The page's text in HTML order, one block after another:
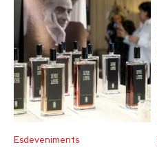
Esdeveniments